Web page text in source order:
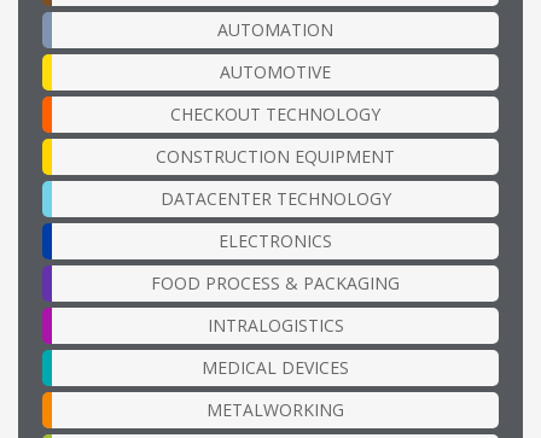
AUTOMATION
AUTOMOTIVE
CHECKOUT TECHNOLOGY
CONSTRUCTION EQUIPMENT
DATACENTER TECHNOLOGY
ELECTRONICS
FOOD PROCESS & PACKAGING
INTRALOGISTICS
MEDICAL DEVICES
METALWORKING